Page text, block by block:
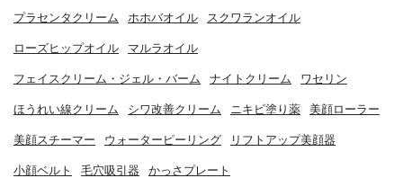
プラセンタクリーム ホホバオイル スクワランオイル
ローズヒップオイル マルラオイル
フェイスクリーム・ジェル・バーム ナイトクリーム ワセリン
ほうれい線クリーム シワ改善クリーム ニキビ塗り薬 美顔ローラー
美顔スチーマー ウォーターピーリング リフトアップ美顔器
小顔ベルト 毛穴吸引器 かっさプレート